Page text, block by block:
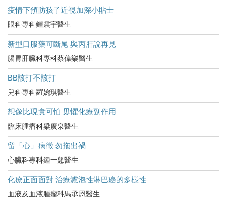
疫情下預防孩子近視加深小貼士
眼科專科鍾震宇醫生
新型口服藥可斷尾 與丙肝說再見
腸胃肝臟科專科蔡偉樂醫生
BB該打不該打
兒科專科羅婉琪醫生
想像比現實可怕 毋懼化療副作用
臨床腫瘤科梁廣泉醫生
留「心」病徵 勿拖出禍
心臟科專科鍾一翹醫生
化療正面面對 治療濾泡性淋巴癌的多樣性
血液及血液腫瘤科馬承恩醫生